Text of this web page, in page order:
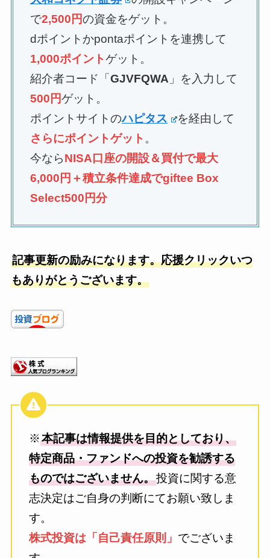
で2,500円の資金をゲット。
dポイントかpontaポイントを連携して
1,000ポイントゲット。
紹介者コード「GJVFQWA 」を入力して
500円ゲット。
ポイントサイトのハピタス
を経由して
さらにポイントゲット 。
今ならNISA口座の開設＆買付で最大
6,000円＋積立条件達成でgiftee Box
Select500円分
記事更新の励みになります。応援クリックいつ
もありがとうございます。
※本記事は情報提供を目的としており、
特定商品・ファンドへの投資を勧誘する
ものではございません。投資に関する意
志決定はご自身の判断にてお願い致しま
す。
株式投資は「自己責任原則」 でございま